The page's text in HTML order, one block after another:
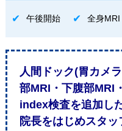
午後開始 全身MRI
人間ドック(胃カメ
部MRI・下腹部MRI
index検査を追加し
院長をはじめスタ